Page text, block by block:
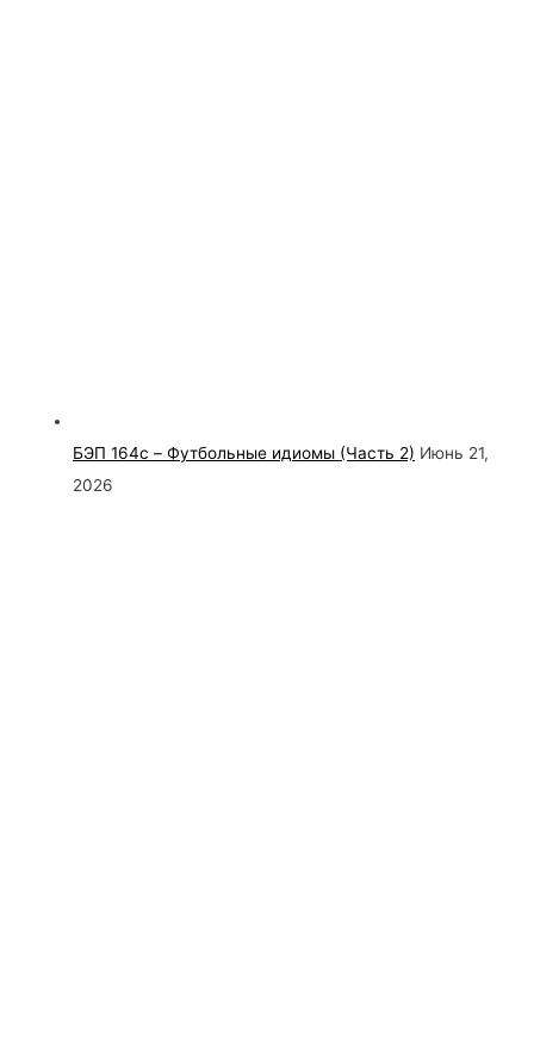
БЭП 164c – Футбольные идиомы (Часть 2) Июнь 21,
2026